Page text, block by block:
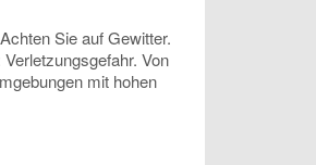
Sie auf Gewitter.
Von
mit hohen